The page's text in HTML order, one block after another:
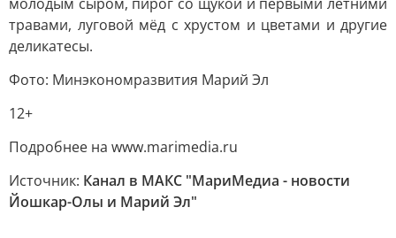
травами, луговой мёд с хрустом и цветами и другие
деликатесы.
Фото: Минэкономразвития Марий Эл
12+
Подробнее на www.marimedia.ru
Источник: Канал в МАКС "МариМедиа - новости
Йошкар-Олы и Марий Эл"